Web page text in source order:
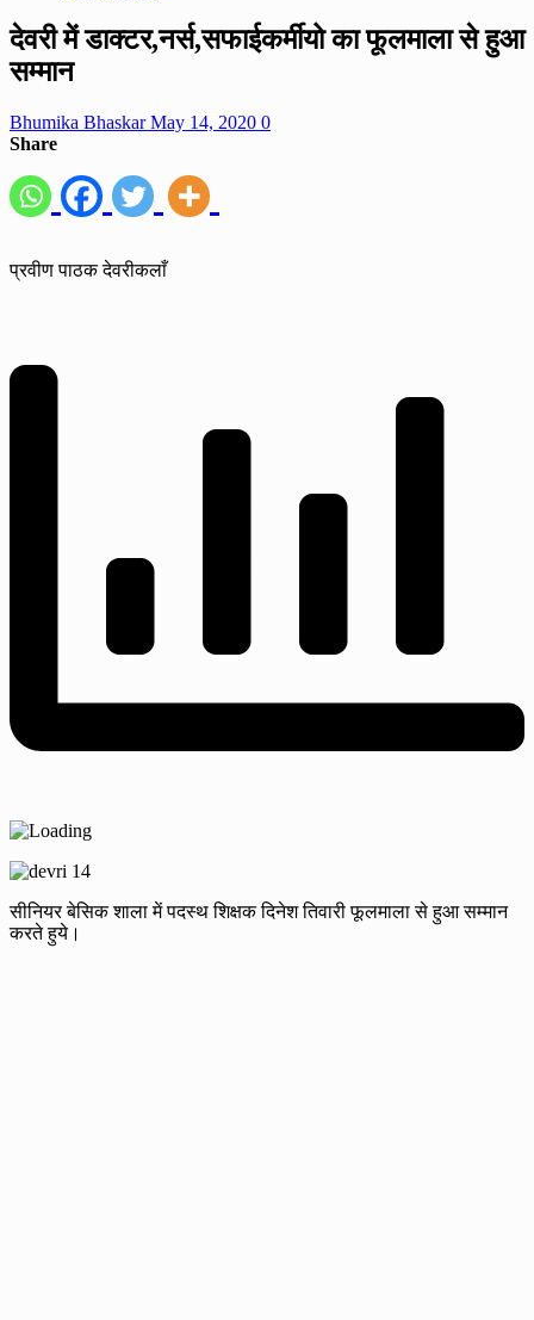
देवरी में डाक्टर,नर्स,सफाईकर्मीयो का फूलमाला से हुआ
सम्मान
Bhumika BhaskarMay 14, 2020 0
Share
प्रवीण पाठक देवरीकलाँ
सीनियर बेसिक शाला में पदस्थ शिक्षक दिनेश तिवारी फूलमाला से हुआ सम्मान
करते हुये।